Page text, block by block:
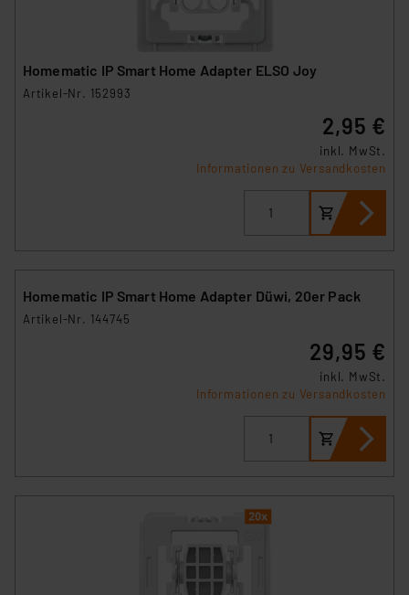
Beurteilung der mit der Datenübermittlung,
verbundenen Risiken.“
Impressum|Datenschutzerklärung
Homematic IP Smart Home Adapter ELSO Joy
Artikel-Nr. 152993
2,95 €
inkl. MwSt.
Informationen zu Versandkosten
Homematic IP Smart Home Adapter Düwi, 20er Pack
Artikel-Nr. 144745
29,95 €
inkl. MwSt.
Informationen zu Versandkosten